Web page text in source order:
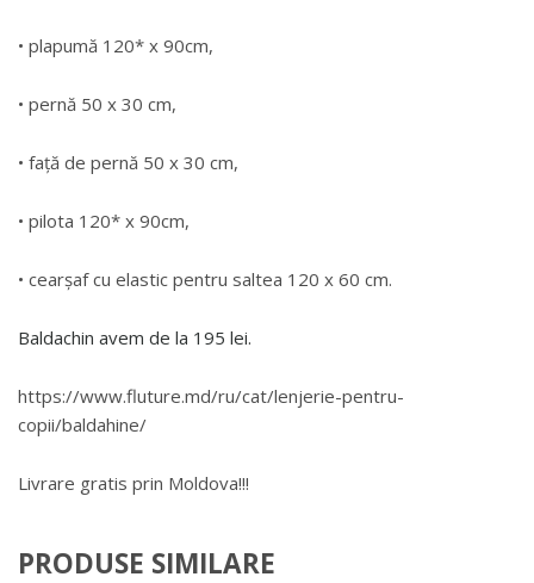
• plapumă 120* x 90cm,
• pernă 50 x 30 cm,
• față de pernă 50 x 30 cm,
• pilota 120* x 90cm,
• cearșaf cu elastic pentru saltea 120 x 60 cm.
Baldachin avem de la 195 lei.
https://www.fluture.md/ru/cat/lenjerie-pentru-
copii/baldahine/
Livrare gratis prin Moldova!!!
PRODUSE SIMILARE